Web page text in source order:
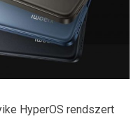
HyperOS rendszert